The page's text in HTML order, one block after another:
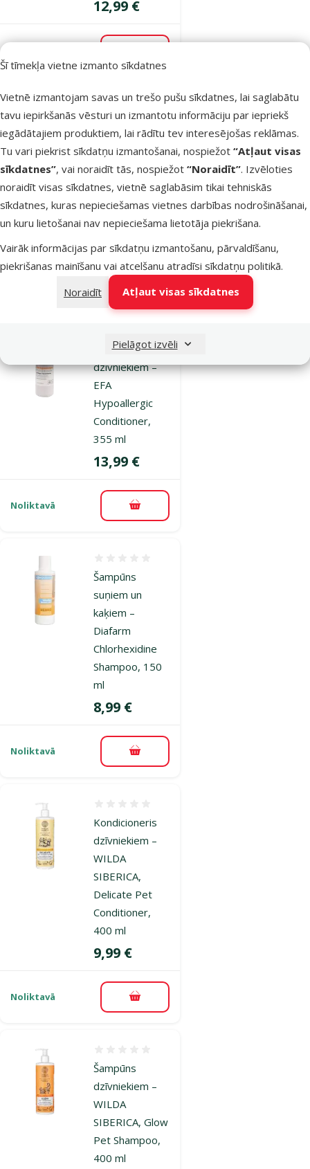
Šī tīmekļa vietne izmanto sīkdatnes
Vietnē izmantojam savas un trešo pušu sīkdatnes, lai saglabātu
tavu iepirkšanās vēsturi un izmantotu informāciju par iepriekš
iegādātajiem produktiem, lai rādītu tev interesējošas reklāmas.
Tu vari piekrist sīkdatņu izmantošanai, nospiežot “Atļaut visas
sīkdatnes”, vai noraidīt tās, nospiežot “Noraidīt”. Izvēloties
noraidīt visas sīkdatnes, vietnē saglabāsim tikai tehniskās
sīkdatnes, kuras nepieciešamas vietnes darbības nodrošināšanai,
un kuru lietošanai nav nepieciešama lietotāja piekrišana.
Vairāk informācijas par sīkdatņu izmantošanu, pārvaldīšanu,
piekrišanas mainīšanu vai atcelšanu atradīsi sīkdatņu politikā.
Noraidīt
Atļaut visas sīkdatnes
Pielāgot izvēli
Cena
12,99 €
Šampūns
dzīvniekiem –
VetExpert,
Specialist
Shampoo, 250
ml
Atsauksmes 0%
Cena
11,99 €
Kondicionieris
dzīvniekiem –
EFA
Hypoallergic
Conditioner,
355 ml
Cena
13,99 €
Noliktavā Pievienot grozam
Šampūns
suņiem un
kaķiem –
Diafarm
Chlorhexidine
Shampoo, 150
ml
Cena
8,99 €
Noliktavā Pievienot grozam
Kondicioneris
dzīvniekiem –
WILDA
SIBERICA,
Delicate Pet
Conditioner,
400 ml
Cena
9,99 €
Noliktavā Pievienot grozam
Šampūns
dzīvniekiem –
WILDA
SIBERICA, Glow
Pet Shampoo,
400 ml